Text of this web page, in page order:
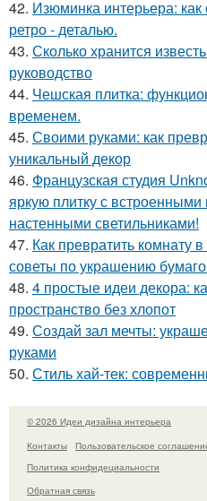
42. Изюминка интерьера:
ретро - деталью.
43. Сколько хранится
руководство
44. Чешская плитка:
временем.
45. Своими руками: как
уникальный декор
46. Французская студия
яркую плитку с
настенными светильниками!
47. Как превратить комнату
советы по украшению
48. 4 простые идеи декора:
пространство без хлопот
49. Создай зал мечты:
руками
50. Стиль хай-тек:
© 2026 Идеи дизайна интерьера
Контакты
Пользовательское
Политика конфидециальности
Обратная связь